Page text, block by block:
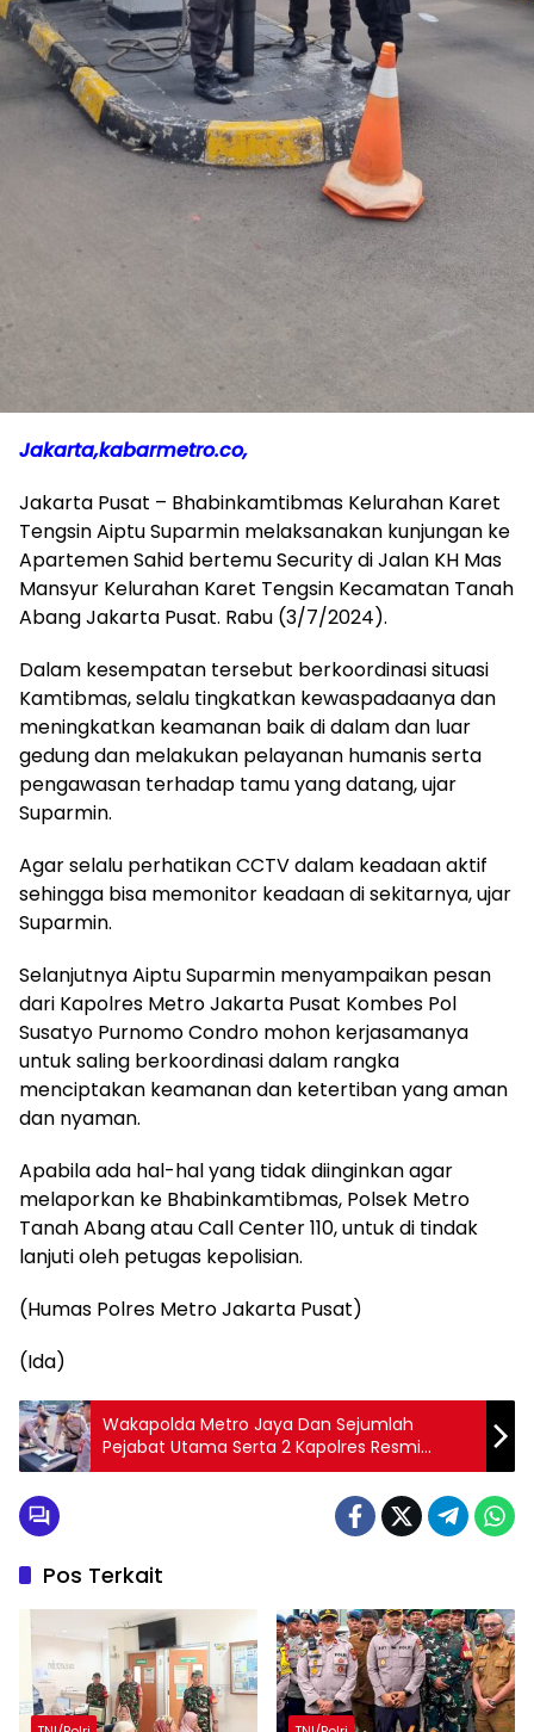
Jakarta,kabarmetro.co,
Jakarta Pusat – Bhabinkamtibmas Kelurahan Karet
Tengsin Aiptu Suparmin melaksanakan kunjungan ke
Apartemen Sahid bertemu Security di Jalan KH Mas
Mansyur Kelurahan Karet Tengsin Kecamatan Tanah
Abang Jakarta Pusat. Rabu (3/7/2024).
Dalam kesempatan tersebut berkoordinasi situasi
Kamtibmas, selalu tingkatkan kewaspadaanya dan
meningkatkan keamanan baik di dalam dan luar
gedung dan melakukan pelayanan humanis serta
pengawasan terhadap tamu yang datang, ujar
Suparmin.
Agar selalu perhatikan CCTV dalam keadaan aktif
sehingga bisa memonitor keadaan di sekitarnya, ujar
Suparmin.
Selanjutnya Aiptu Suparmin menyampaikan pesan
dari Kapolres Metro Jakarta Pusat Kombes Pol
Susatyo Purnomo Condro mohon kerjasamanya
untuk saling berkoordinasi dalam rangka
menciptakan keamanan dan ketertiban yang aman
dan nyaman.
Apabila ada hal-hal yang tidak diinginkan agar
melaporkan ke Bhabinkamtibmas, Polsek Metro
Tanah Abang atau Call Center 110, untuk di tindak
lanjuti oleh petugas kepolisian.
(Humas Polres Metro Jakarta Pusat)
(Ida)
Wakapolda Metro Jaya Dan Sejumlah
Pejabat Utama Serta 2 Kapolres Resmi
Diganti
Pos Terkait